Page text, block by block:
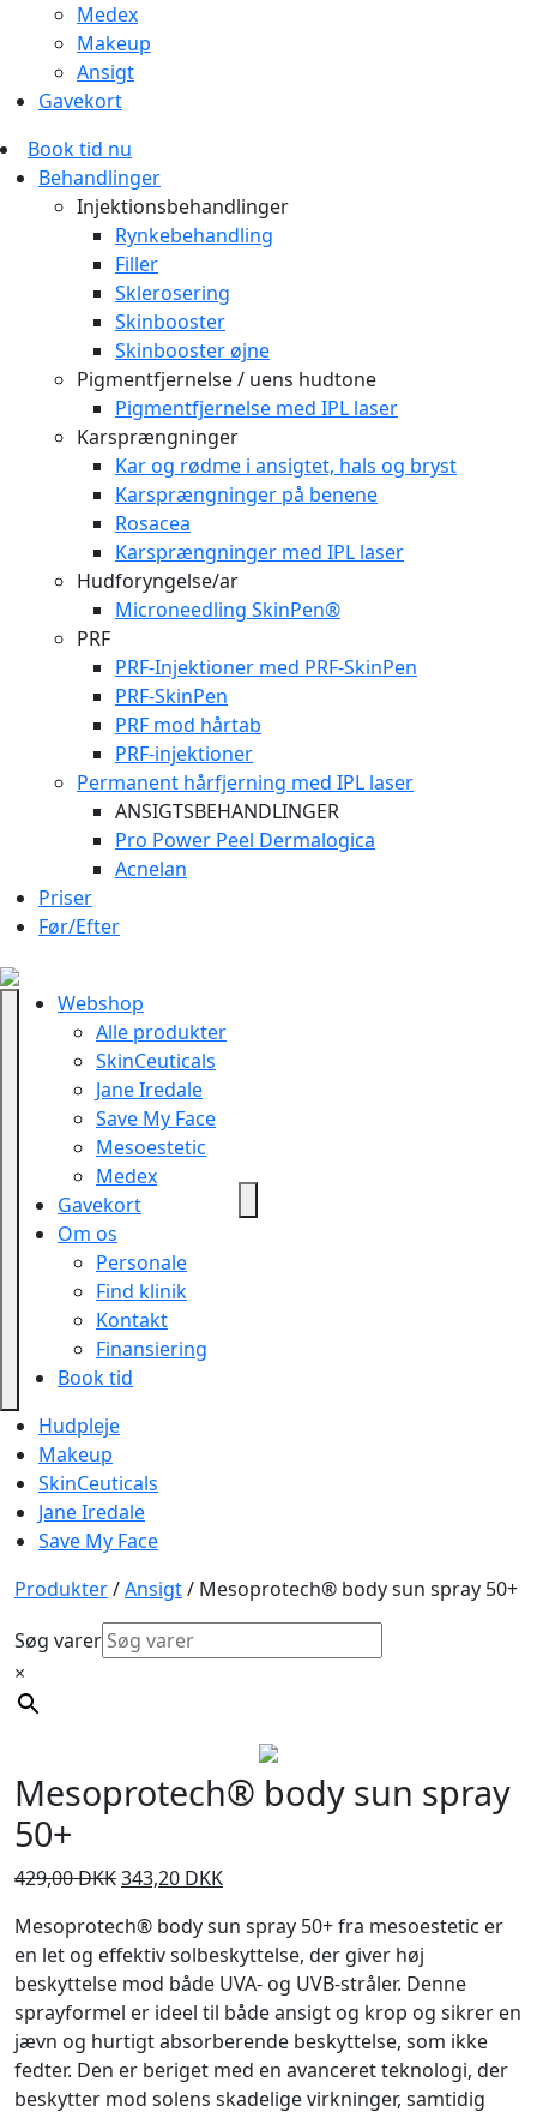
Medex
Makeup
Ansigt
Gavekort
Book tid nu
Behandlinger
Injektionsbehandlinger
Rynkebehandling
Filler
Sklerosering
Skinbooster
Skinbooster øjne
Pigmentfjernelse / uens hudtone
Pigmentfjernelse med IPL laser
Karsprængninger
Kar og rødme i ansigtet, hals og bryst
Karsprængninger på benene
Rosacea
Karsprængninger med IPL laser
Hudforyngelse/ar
Microneedling SkinPen®
PRF
PRF-Injektioner med PRF-SkinPen
PRF-SkinPen
PRF mod hårtab
PRF-injektioner
Permanent hårfjerning med IPL laser
ANSIGTSBEHANDLINGER
Pro Power Peel Dermalogica
Acnelan
Priser
Før/Efter
Webshop
Alle produkter
SkinCeuticals
Jane Iredale
Save My Face
Mesoestetic
Medex
Gavekort
Om os
Personale
Find klinik
Kontakt
Finansiering
Book tid
Hudpleje
Makeup
SkinCeuticals
Jane Iredale
Save My Face
Produkter/Ansigt/ Mesoprotech® body sun spray 50+
Søg varer
×
Mesoprotech® body sun spray
50+
429,00DKKDen
pris
var:
429,00 DKK.
343,20 DKKDen
pris
er:
343,20 DKK.
Mesoprotech® body sun spray 50+ fra mesoestetic er
en let og effektiv solbeskyttelse, der giver høj
beskyttelse mod både UVA- og UVB-stråler. Denne
sprayformel er ideel til både ansigt og krop og sikrer en
jævn og hurtigt absorberende beskyttelse, som ikke
fedter. Den er beriget med en avanceret teknologi, der
beskytter mod solens skadelige virkninger, samtidig